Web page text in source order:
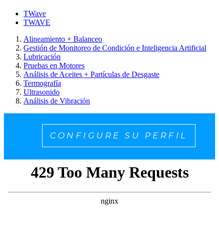
TWave
TWAVE
Alineamiento + Balanceo
Gestión de Monitoreo de Condición e Inteligencia Artificial
Lubricación
Pruebas en Motores
Análisis de Aceites + Partículas de Desgaste
Termografía
Ultrasonido
Análisis de Vibración
CONFIGURE SU PERFIL